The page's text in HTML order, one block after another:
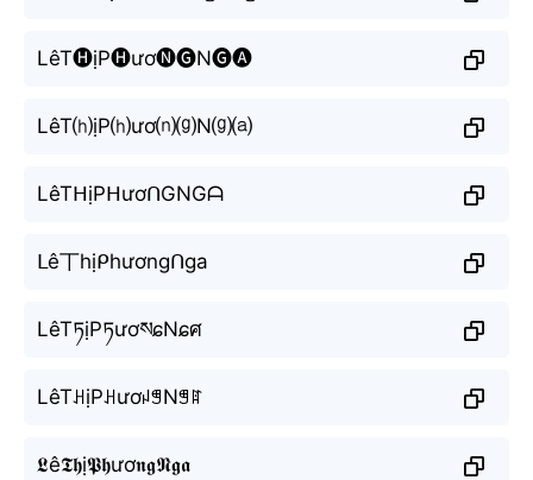
LêT🅗ịP🅗ươ🅝🅖N🅖🅐
LêT⒣ịP⒣ươ⒩⒢N⒢⒜
LêTᕼịPᕼươᑎGNGᗩ
ᒪê丅hịᑭhươngᑎga
LêTཏịPཏươསɕNɕศ
LêTꃅịPꃅươꈤꁅNꁅꍏ
𝕷ê𝕿𝖍ị𝕻𝖍ươ𝖓𝖌𝕹𝖌𝖆